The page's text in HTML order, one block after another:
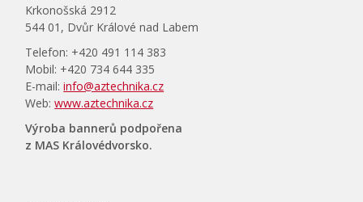
Krkonošská 2912
544 01, Dvůr Králové nad Labem
Telefon: +420 491 114 383
Mobil: +420 734 644 335
E-mail:info@aztechnika.cz
Web:www.aztechnika.cz
Výroba bannerů podpořena
z MAS Královédvorsko.